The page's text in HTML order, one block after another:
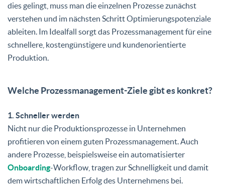
dies gelingt, muss man die einzelnen Prozesse zunächst
verstehen und im nächsten Schritt Optimierungspotenziale
ableiten. Im Idealfall sorgt das Prozessmanagement für eine
schnellere, kostengünstigere und kundenorientierte
Produktion.
Welche Prozessmanagement-Ziele gibt es konkret?
1. Schneller werden
Nicht nur die Produktionsprozesse in Unternehmen
profitieren von einem guten Prozessmanagement. Auch
andere Prozesse, beispielsweise ein automatisierter
Onboarding-Workflow, tragen zur Schnelligkeit und damit
dem wirtschaftlichen Erfolg des Unternehmens bei.